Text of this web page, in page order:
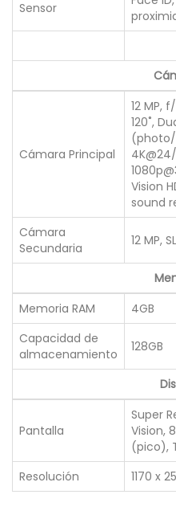
Sensor
Cámara Principal
12 MP,
120˚,
Vision
sound
Cámara
Secundaria
12 MP,
Memoria RAM
4GB
Capacidad de
almacenamiento
128GB
Pantalla
Super
Vision,
(pico),
Resolución
1170 x